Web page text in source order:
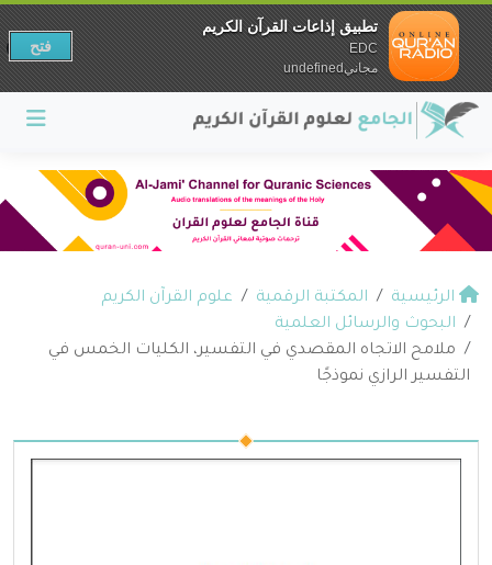
الرئيسية المكتبة الرقمية
علوم القرآن الكريم
البحوث والرسائل العلمية
ملامح الاتجاه المقصدي في التفسير، الكليات الخمس في
التفسير الرازي نموذجًا
تطبيق إذاعات القرآن الكريم
EDC
مجانيundefined
فتح